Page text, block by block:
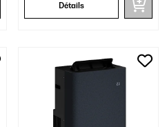
Détails